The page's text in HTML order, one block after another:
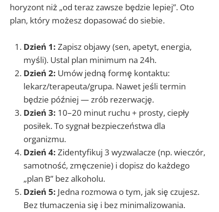
horyzont niż „od teraz zawsze będzie lepiej”. Oto
plan, który możesz dopasować do siebie.
Dzień 1: Zapisz objawy (sen, apetyt, energia,
myśli). Ustal plan minimum na 24h.
Dzień 2: Umów jedną formę kontaktu:
lekarz/terapeuta/grupa. Nawet jeśli termin
będzie później — zrób rezerwację.
Dzień 3: 10–20 minut ruchu + prosty, ciepły
posiłek. To sygnał bezpieczeństwa dla
organizmu.
Dzień 4: Zidentyfikuj 3 wyzwalacze (np. wieczór,
samotność, zmęczenie) i dopisz do każdego
„plan B” bez alkoholu.
Dzień 5: Jedna rozmowa o tym, jak się czujesz.
Bez tłumaczenia się i bez minimalizowania.